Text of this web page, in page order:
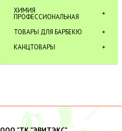
ХИМИЯ
ПРОФЕССИОНАЛЬНАЯ
ТОВАРЫ ДЛЯ БАРБЕКЮ
КАНЦТОВАРЫ